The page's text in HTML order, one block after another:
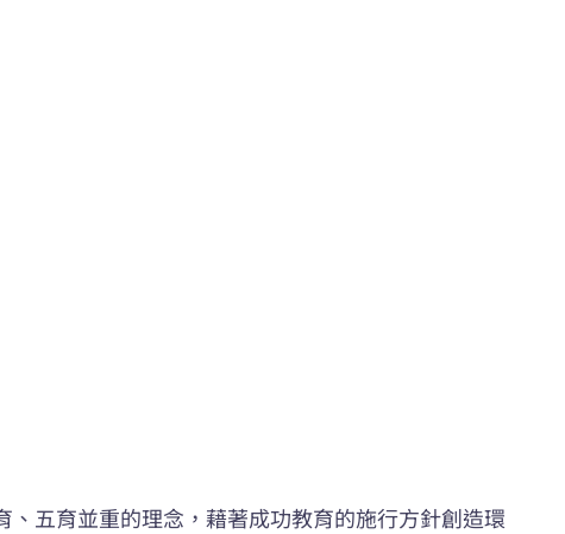
、五育並重的理念，藉著成功教育的施行方針創造環